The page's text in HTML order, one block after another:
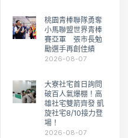
桃園青棒聯隊勇奪
小馬聯盟世界青棒
賽亞軍 張市長勉
勵選手再創佳績
2026-08-07
大寮社宅首日詢問
破百人氣爆棚！高
雄社宅雙箭齊發 凱
旋社宅8/10接力登
場！
2026-08-07